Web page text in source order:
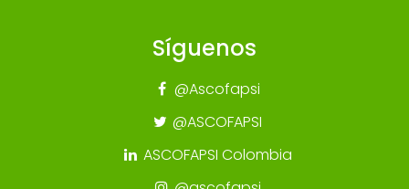
Síguenos
@Ascofapsi
@ASCOFAPSI
ASCOFAPSI Colombia